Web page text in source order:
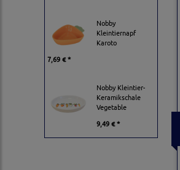
Nobby
Kleintiernapf
Karoto
7,69 € *
Nobby Kleintier-
Keramikschale
Vegetable
9,49 € *